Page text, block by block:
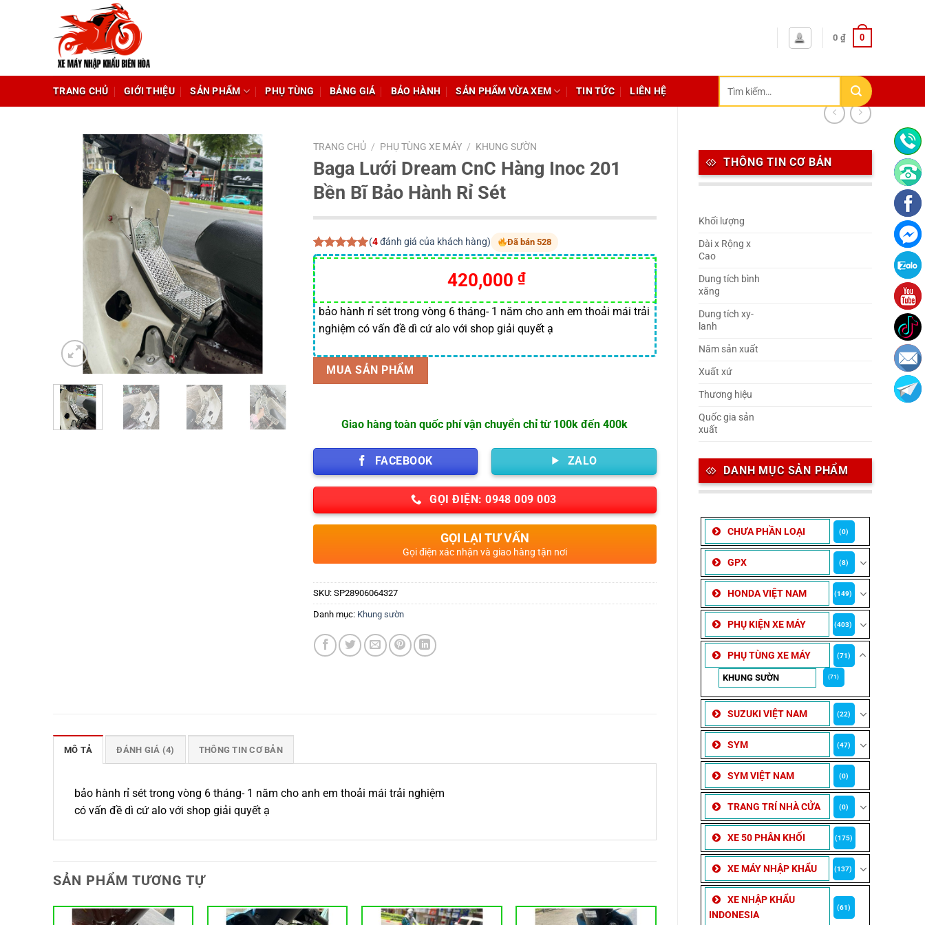
0 ₫ 0
TRANG CHỦ GIỚI THIỆU SẢN PHẨM PHỤ TÙNG BẢNG GIÁ BẢO HÀNH SẢN PHẨM VỪA XEM TIN TỨC LIÊN HỆ
kiếm:
THÔNG TIN CƠ BẢN
Khối lượng
Dài x Rộng x
Cao
Dung tích bình
xăng
Dung tích xy-
lanh
Năm sản xuất
Xuất xứ
Thương hiệu
Quốc gia sản
xuất
DANH MỤC SẢN PHẨM
CHƯA PHẦN LOẠI (0)
GPX (8)
HONDA VIỆT NAM (149)
PHỤ KIỆN XE MÁY (403)
PHỤ TÙNG XE MÁY (71)
KHUNG SƯỜN (71)
SUZUKI VIỆT NAM (22)
SYM (47)
SYM VIỆT NAM (0)
TRANG TRÍ NHÀ CỬA (0)
XE 50 PHÂN KHỐI (175)
XE MÁY NHẬP KHẨU (137)
XE NHẬP KHẨU
INDONESIA
(61)
TRANG CHỦ / PHỤ TÙNG XE MÁY / KHUNG SƯỜN
Baga Lưới Dream CnC Hàng Inoc 201
Bền Bĩ Bảo Hành Rỉ Sét
5.00trên 5
dựa trên
4
đánh giá
(4đánh giá của khách hàng) Đã bán 528
420,000 ₫
bảo hành rỉ sét trong vòng 6 tháng- 1 năm cho anh em thoải mái trải
nghiệm có vấn đề dì cứ alo với shop giải quyết ạ
MUA SẢN PHẨM
Giao hàng toàn quốc phí vận chuyển chỉ từ 100k đến 400k
FACEBOOK ZALO
GỌI ĐIỆN: 0948 009 003
GỌI LẠI TƯ VẤN
Gọi điện xác nhận và giao hàng tận nơi
SKU: SP28906064327
Danh mục: Khung sườn
MÔ TẢ ĐÁNH GIÁ (4) THÔNG TIN CƠ BẢN
bảo hành rỉ sét trong vòng 6 tháng- 1 năm cho anh em thoải mái trải nghiệm
có vấn đề dì cứ alo với shop giải quyết ạ
SẢN PHẨM TƯƠNG TỰ